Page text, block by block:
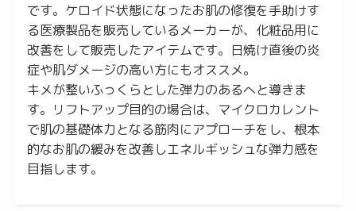
です。ケロイド状態になったお肌の修復を手助けす
る医療製品を販売しているメーカーが、化粧品用に
改善をして販売したアイテムです。日焼け直後の炎
症や肌ダメージの高い方にもオススメ。
キメが整いふっくらとした弾力のあるへと導きま
す。リフトアップ目的の場合は、マイクロカレント
で肌の基礎体力となる筋肉にアプローチをし、根本
的なお肌の緩みを改善しエネルギッシュな弾力感を
目指します。